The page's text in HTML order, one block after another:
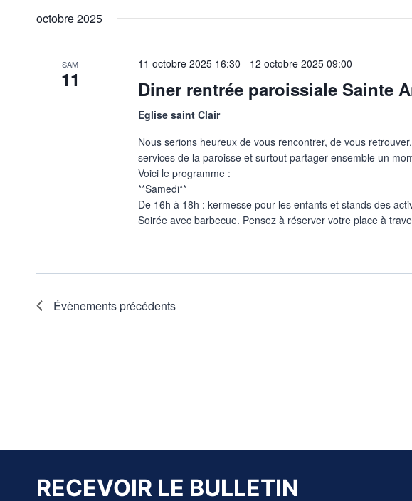
octobre 2025
SAM
11
11 octobre 2025 16:30 - 12 octobre 2025 09:00
Diner rentrée paroissiale Sainte
Eglise saint Clair
Nous serions heureux de vous rencontrer, de vous
services de la paroisse et surtout partager ensemble un
Voici le programme :
**Samedi**
De 16h à 18h : kermesse pour les enfants et stands des
Soirée avec barbecue. Pensez à réserver votre place à
Évènementsprécédents
RECEVOIR LE BULLETIN